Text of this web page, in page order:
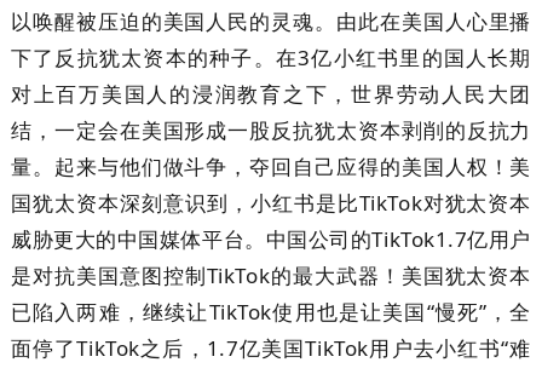
以唤醒被压迫的美国人民的灵魂。由此在美国人心里播
下了反抗犹太资本的种子。在3亿小红书里的国人长期
对上百万美国人的浸润教育之下，世界劳动人民大团
结，一定会在美国形成一股反抗犹太资本剥削的反抗力
量。起来与他们做斗争，夺回自己应得的美国人权！美
国犹太资本深刻意识到，小红书是比TikTok对犹太资本
威胁更大的中国媒体平台。中国公司的TikTok1.7亿用户
是对抗美国意图控制TikTok的最大武器！美国犹太资本
已陷入两难，继续让TikTok使用也是让美国“慢死”，全
面停了TikTok之后，1.7亿美国TikTok用户去小红书“难